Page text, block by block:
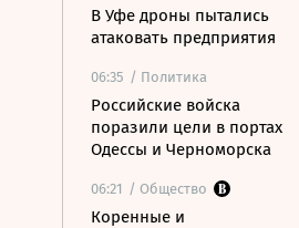
В Уфе дроны пытались
атаковать предприятия
06:35 / Политика
Российские войска
поразили цели в портах
Одессы и Черноморска
06:21 / Общество
Коренные и